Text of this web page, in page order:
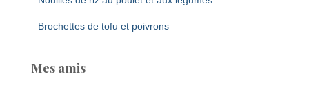
Brochettes de tofu et poivrons
Mes amis